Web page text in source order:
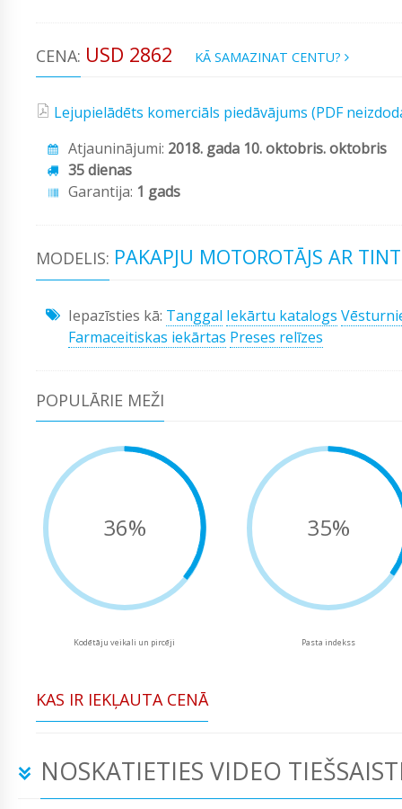
CENA: USD 2862 KĀ SAMAZINAT CENTU?
Lejupielādēts komerciāls piedāvājums (PDF
Atjauninājumi: 2018. gada 10. oktobris. oktobris
35 dienas
Garantija: 1 gads
MODELIS: PAKAPJU MOTOROTĀJS AR
Iepazīsties kā: Tanggal Iekārtu katalogs
Farmaceitiskas iekārtas Preses relīzes
POPULĀRIE MEŽI
36%
Kodētāju veikali un pircēji
35%
Pasta indekss
KAS IR IEKĻAUTA CENĀ
NOSKATIETIES VIDEO